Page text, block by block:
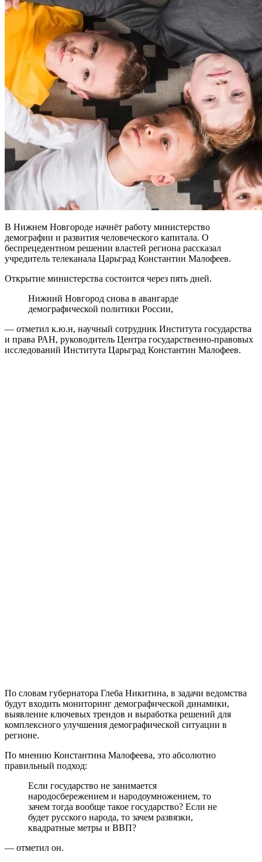
В Нижнем Новгороде начнёт работу министерство
демографии и развития человеческого капитала. О
беспрецедентном решении властей региона рассказал
учредитель телеканала Царьград Константин Малофеев.
Открытие министерства состоится через пять дней.
Нижний Новгород снова в авангарде
демографической политики России,
— отметил к.ю.н, научный сотрудник Института государства
и права РАН, руководитель Центра государственно-правовых
исследований Института Царьград Константин Малофеев.
По словам губернатора Глеба Никитина, в задачи ведомства
будут входить мониторинг демографической динамики,
выявление ключевых трендов и выработка решений для
комплексного улучшения демографической ситуации в
регионе.
По мнению Константина Малофеева, это абсолютно
правильный подход:
Если государство не занимается
народосбережением и народоумножением, то
зачем тогда вообще такое государство? Если не
будет русского народа, то зачем развязки,
квадратные метры и ВВП?
— отметил он.